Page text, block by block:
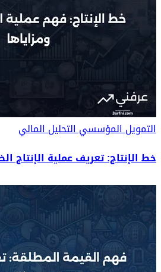
التمويل المؤسسيالتحليل المالي
خط الإنتاج: تعريف عملية الإنتاج